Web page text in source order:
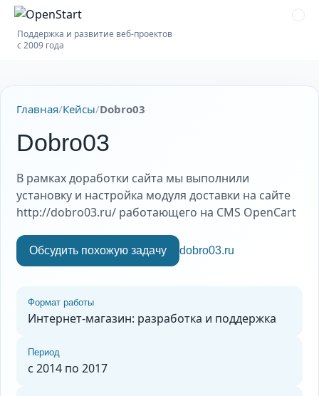
Поддержка и развитие веб-проектов
с 2009 года
Главная/Кейсы/Dobro03
Dobro03
В рамках доработки сайта мы выполнили
установку и настройка модуля доставки на сайте
http://dobro03.ru/ работающего на CMS OpenCart
Обсудить похожую задачу dobro03.ru
Формат работы
Интернет-магазин: разработка и поддержка
Период
с 2014 по 2017